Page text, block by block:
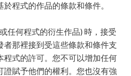
程式的作品的條款和條件。
任何程式的衍生作品) 時，接受
者那裡接到受這些條款和條件支
程式的許可。您不可以增加任何
證賦予他們的權利。您也沒有強